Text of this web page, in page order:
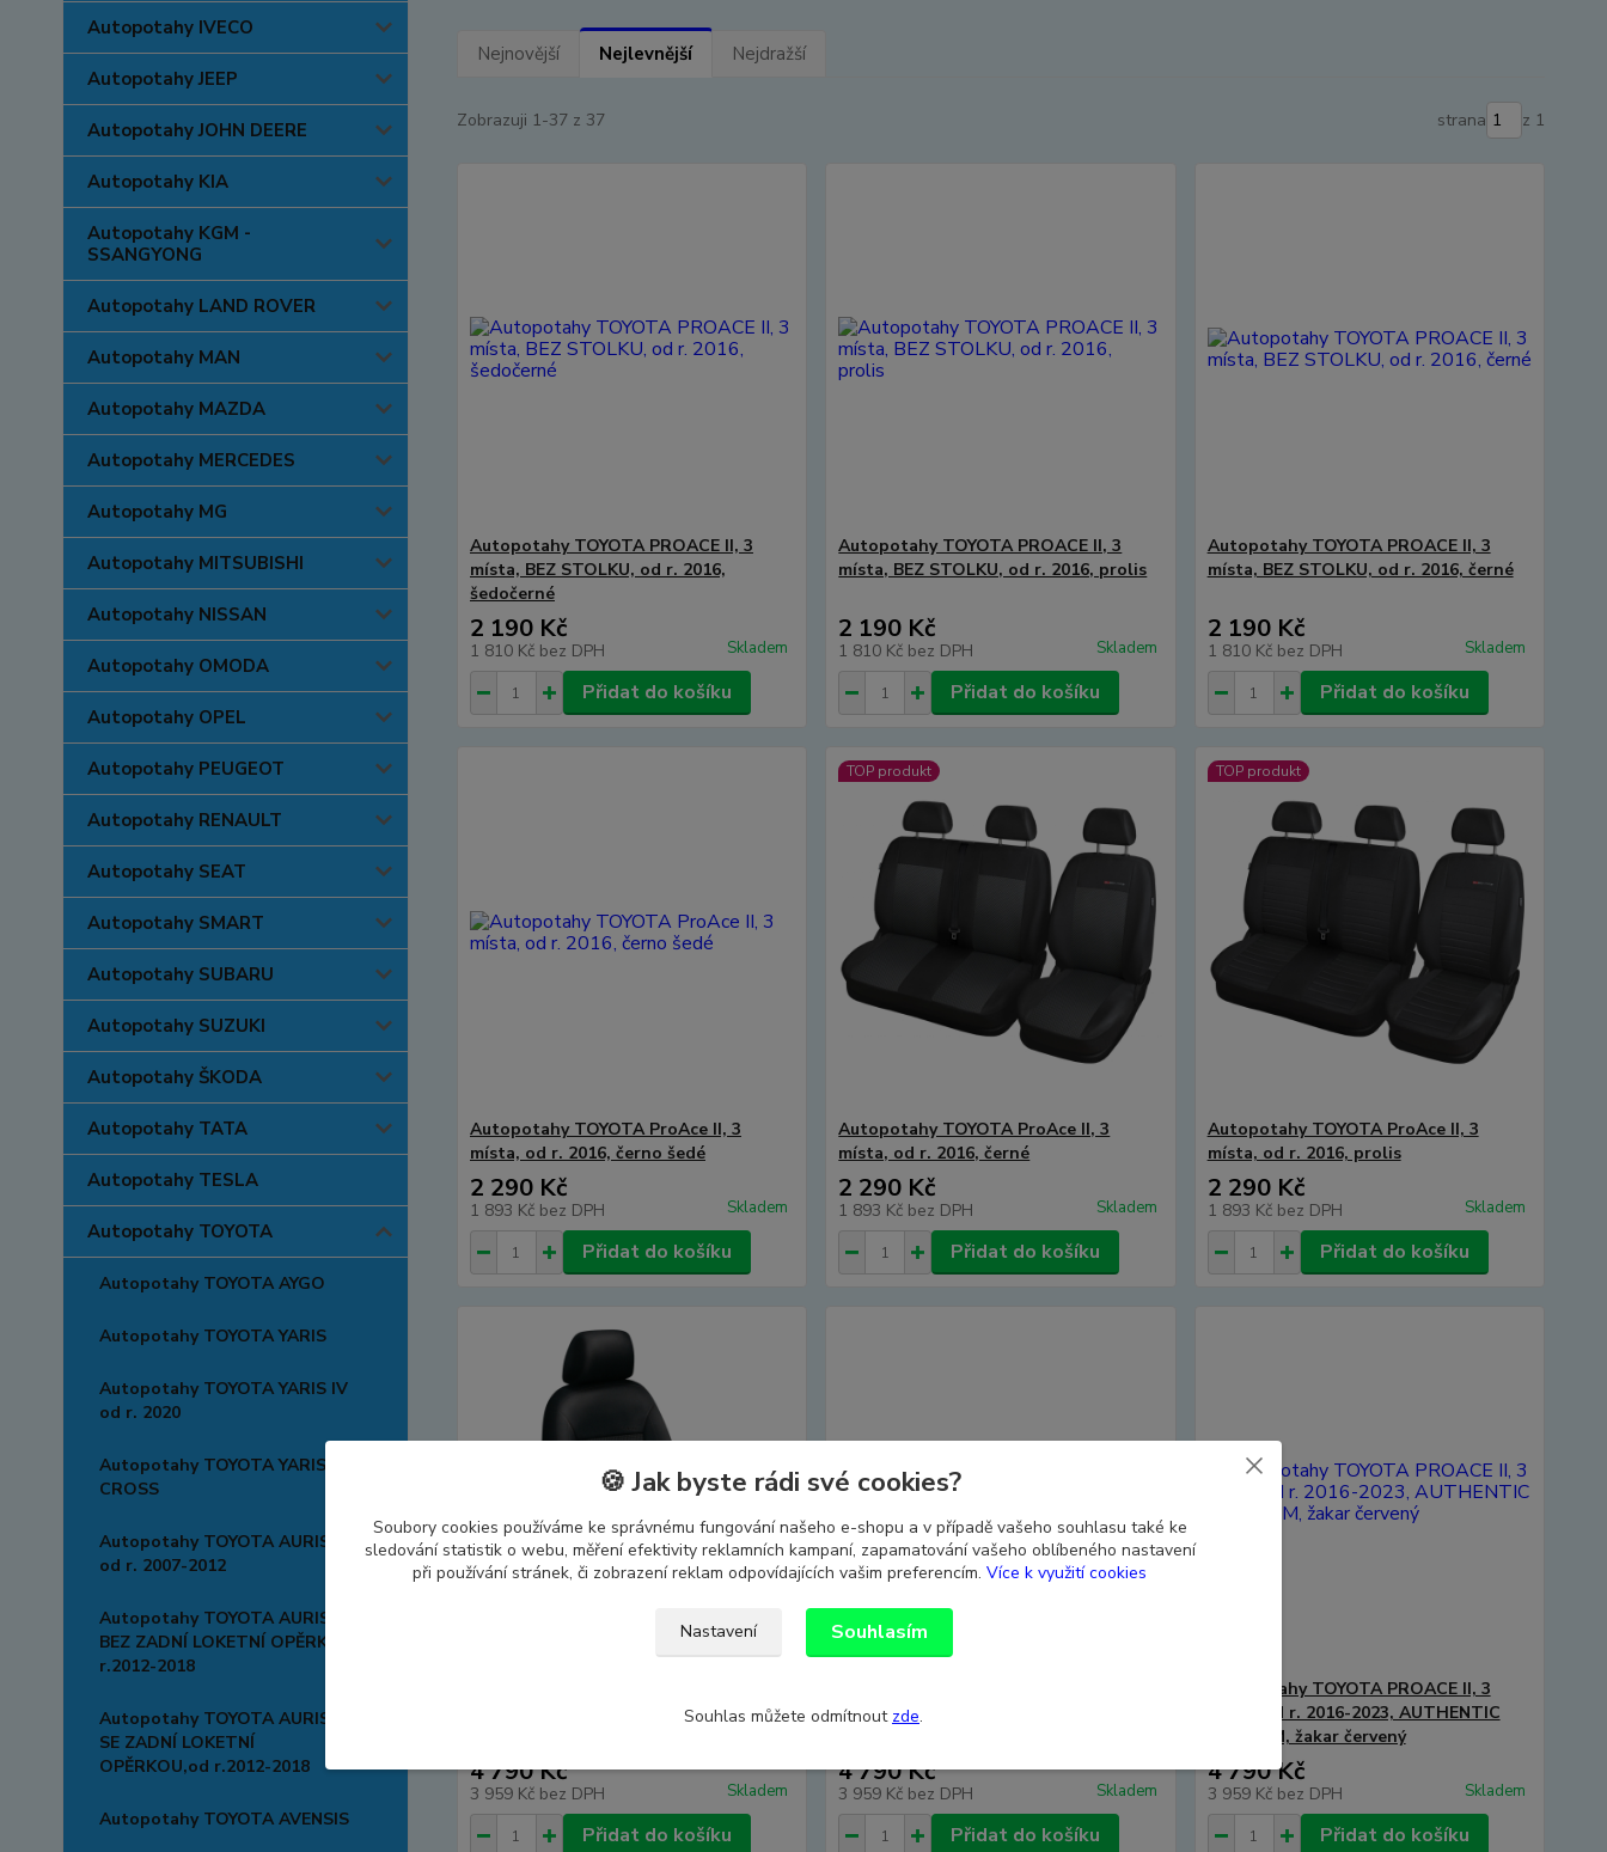
Autopotahy IVECO
Autopotahy JEEP
Autopotahy JOHN DEERE
Autopotahy KIA
Autopotahy KGM -
SSANGYONG
Autopotahy LAND ROVER
Autopotahy MAN
Autopotahy MAZDA
Autopotahy MERCEDES
Autopotahy MG
Autopotahy MITSUBISHI
Autopotahy NISSAN
Autopotahy OMODA
Autopotahy OPEL
Autopotahy PEUGEOT
Autopotahy RENAULT
Autopotahy SEAT
Autopotahy SMART
Autopotahy SUBARU
Autopotahy SUZUKI
Autopotahy ŠKODA
Autopotahy TATA
Autopotahy TESLA
Autopotahy TOYOTA
Autopotahy TOYOTA AYGO
Autopotahy TOYOTA YARIS
Autopotahy TOYOTA YARIS IV
od r. 2020
Autopotahy TOYOTA YARIS
CROSS
Autopotahy TOYOTA AURIS I,
od r. 2007-2012
Autopotahy TOYOTA AURIS II
BEZ ZADNÍ LOKETNÍ OPĚRKY,od
r.2012-2018
Autopotahy TOYOTA AURIS II
SE ZADNÍ LOKETNÍ
OPĚRKOU,od r.2012-2018
Autopotahy TOYOTA AVENSIS
Nejnovější Nejlevnější Nejdražší
Zobrazuji 1-37 z 37 strana z 1
Autopotahy TOYOTA PROACE II, 3
místa, BEZ STOLKU, od r. 2016,
šedočerné
2 190 Kč
1 810 Kč bez DPH Skladem
Přidat do košíku
Autopotahy TOYOTA PROACE II, 3
místa, BEZ STOLKU, od r. 2016, prolis
2 190 Kč
1 810 Kč bez DPH Skladem
Přidat do košíku
Autopotahy TOYOTA PROACE II, 3
místa, BEZ STOLKU, od r. 2016, černé
2 190 Kč
1 810 Kč bez DPH Skladem
Přidat do košíku
Autopotahy TOYOTA ProAce II, 3
místa, od r. 2016, černo šedé
2 290 Kč
1 893 Kč bez DPH Skladem
Přidat do košíku
TOP produkt
Autopotahy TOYOTA ProAce II, 3
místa, od r. 2016, černé
2 290 Kč
1 893 Kč bez DPH Skladem
Přidat do košíku
TOP produkt
Autopotahy TOYOTA ProAce II, 3
místa, od r. 2016, prolis
2 290 Kč
1 893 Kč bez DPH Skladem
Přidat do košíku
místa, od r. 2016-2023, AUTHENTIC
4 790 Kč
3 959 Kč bez DPH Skladem
Přidat do košíku
místa, od r. 2016-2023, AUTHENTIC
4 790 Kč
3 959 Kč bez DPH Skladem
Přidat do košíku
Autopotahy TOYOTA PROACE II, 3
místa, od r. 2016-2023, AUTHENTIC
PREMIUM, žakar červený
4 790 Kč
3 959 Kč bez DPH Skladem
Přidat do košíku
🍪 Jak byste rádi své cookies?
Soubory cookies používáme ke správnému fungování našeho e-shopu a v případě vašeho souhlasu také ke
sledování statistik o webu, měření efektivity reklamních kampaní, zapamatování vašeho oblíbeného nastavení
při používání stránek, či zobrazení reklam odpovídajících vašim preferencím. Více k využití cookies
Nastavení Souhlasím
Souhlas můžete odmítnout zde.